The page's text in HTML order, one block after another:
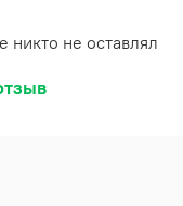
никто не оставлял